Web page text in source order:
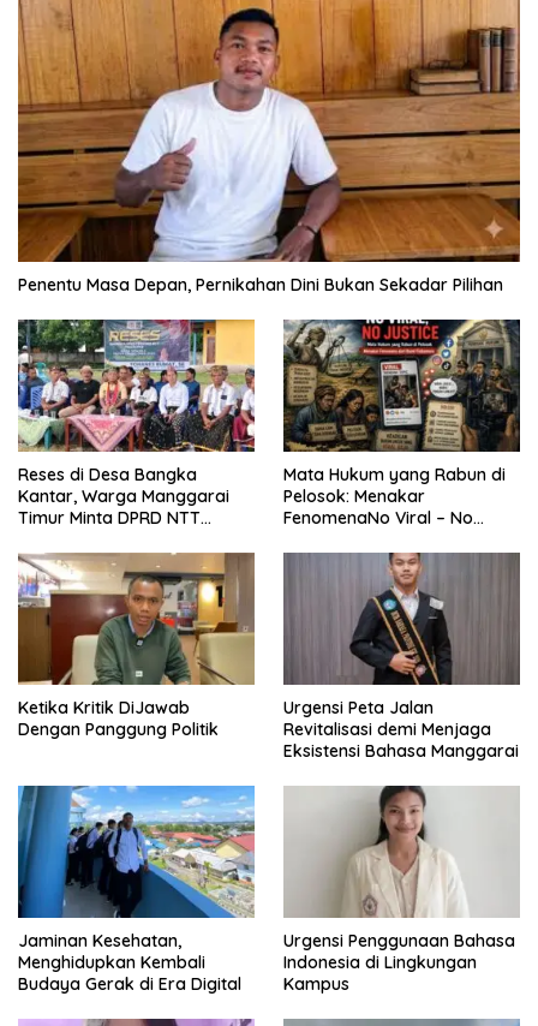
Penentu Masa Depan, Pernikahan Dini Bukan Sekadar Pilihan
Reses di Desa Bangka
Kantar, Warga Manggarai
Timur Minta DPRD NTT
Pergub Larangan Beli BBM
Bersubsidi Bagi Penunggak
Pajak
Mata Hukum yang Rabun di
Pelosok: Menakar
FenomenaNo Viral – No
Ketika Kritik DiJawab
Dengan Panggung Politik
Urgensi Peta Jalan
Revitalisasi demi Menjaga
Eksistensi Bahasa Manggarai
Jaminan Kesehatan,
Menghidupkan Kembali
Budaya Gerak di Era Digital
Urgensi Penggunaan Bahasa
Indonesia di Lingkungan
Kampus